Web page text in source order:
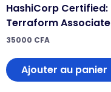
HashiCorp Certified:
Terraform Associate
35000 CFA
Ajouter au panier